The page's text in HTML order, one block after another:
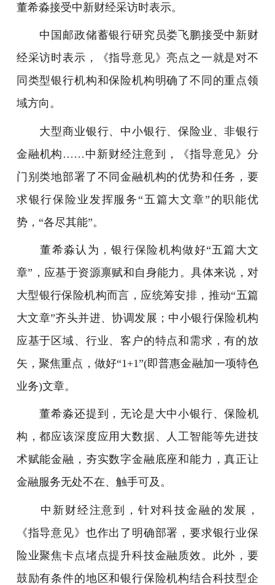
董希淼接受中新财经采访时表示。
中国邮政储蓄银行研究员娄飞鹏接受中新财
经采访时表示，《指导意见》亮点之一就是对不
同类型银行机构和保险机构明确了不同的重点领
域方向。
大型商业银行、中小银行、保险业、非银行
金融机构……中新财经注意到，《指导意见》分
门别类地部署了不同金融机构的优势和任务，要
求银行保险业发挥服务“五篇大文章”的职能优
势，“各尽其能”。
董希淼认为，银行保险机构做好“五篇大文
章”，应基于资源禀赋和自身能力。具体来说，对
大型银行保险机构而言，应统筹安排，推动“五篇
大文章”齐头并进、协调发展；中小银行保险机构
应基于区域、行业、客户的特点和需求，有的放
矢，聚焦重点，做好“1+1”(即普惠金融加一项特色
业务)文章。
董希淼还提到，无论是大中小银行、保险机
构，都应该深度应用大数据、人工智能等先进技
术赋能金融，夯实数字金融底座和能力，真正让
金融服务无处不在、触手可及。
中新财经注意到，针对科技金融的发展，
《指导意见》也作出了明确部署，要求银行业保
险业聚焦卡点堵点提升科技金融质效。此外，要
鼓励有条件的地区和银行保险机构结合科技型企